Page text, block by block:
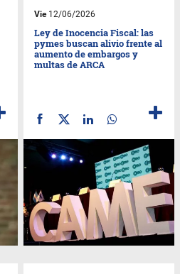
Vie12/06/2026
Ley de Inocencia Fiscal: las
pymes buscan alivio frente al
aumento de embargos y
multas de ARCA